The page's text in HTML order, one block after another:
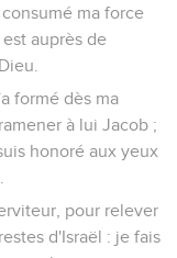
ma force
auprès de
formé dès ma
à lui Jacob ;
honoré aux yeux
pour relever
d'Israël : je fais